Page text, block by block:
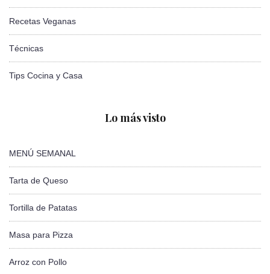
Recetas Veganas
Técnicas
Tips Cocina y Casa
Lo más visto
MENÚ SEMANAL
Tarta de Queso
Tortilla de Patatas
Masa para Pizza
Arroz con Pollo